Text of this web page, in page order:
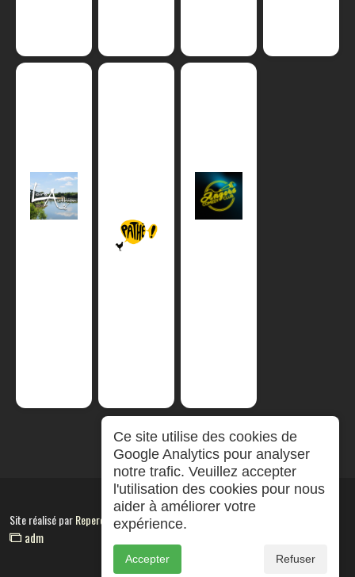
Site réalisé parRepereCom
adm
Ce site utilise des cookies de
Google Analytics pour analyser
notre trafic. Veuillez accepter
l'utilisation des cookies pour nous
aider à améliorer votre
expérience.
Accepter Refuser